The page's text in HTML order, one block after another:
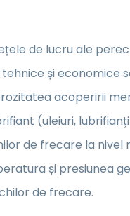
de lucru ale
și economice
acoperirii
(uleiuri,
de frecare la nivel
și presiunea
de frecare.